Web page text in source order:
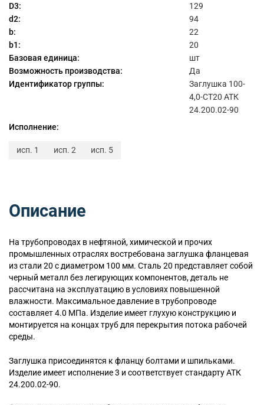
D3:
129
d2:
94
b:
22
b1:
20
Базовая единица:
шт
Возможность производства:
Да
Идентификатор группы:
Заглушка 100-
4,0-СТ20 АТК
24.200.02-90
Исполнение:
исп. 1 исп. 2 исп. 5
Описание
На трубопроводах в нефтяной, химической и прочих
промышленных отраслях востребована заглушка фланцевая
из стали 20 с диаметром 100 мм. Сталь 20 представляет собой
черный металл без легирующих компонентов, деталь не
рассчитана на эксплуатацию в условиях повышенной
влажности. Максимальное давление в трубопроводе
составляет 4.0 МПа. Изделие имеет глухую конструкцию и
монтируется на концах труб для перекрытия потока рабочей
среды.
Заглушка присоединятся к фланцу болтами и шпильками.
Изделие имеет исполнение 3 и соответствует стандарту АТК
24.200.02-90.